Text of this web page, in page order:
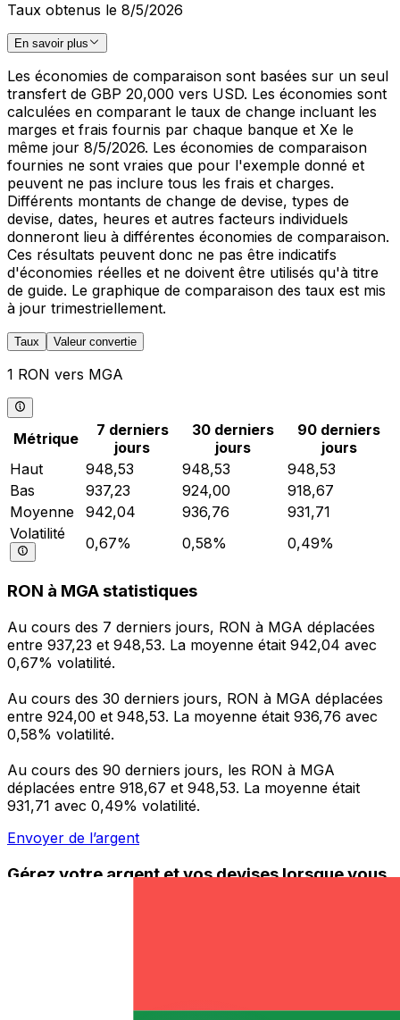
Taux obtenus le 8/5/2026
En savoir plus
Les économies de comparaison sont basées sur un seul
transfert de GBP 20,000 vers USD. Les économies sont
calculées en comparant le taux de change incluant les
marges et frais fournis par chaque banque et Xe le
même jour 8/5/2026. Les économies de comparaison
fournies ne sont vraies que pour l'exemple donné et
peuvent ne pas inclure tous les frais et charges.
Différents montants de change de devise, types de
devise, dates, heures et autres facteurs individuels
donneront lieu à différentes économies de comparaison.
Ces résultats peuvent donc ne pas être indicatifs
d'économies réelles et ne doivent être utilisés qu'à titre
de guide. Le graphique de comparaison des taux est mis
à jour trimestriellement.
Taux Valeur convertie
1 RON vers MGA
Métrique
7 derniers
jours
30 derniers
jours
90 derniers
jours
Haut
948,53 948,53
948,53
Bas
937,23 924,00
918,67
Moyenne
942,04 936,76
931,71
Volatilité
0,67% 0,58% 0,49%
RON à MGA statistiques
Au cours des 7 derniers jours, RON à MGA déplacées
entre 937,23 et 948,53. La moyenne était 942,04 avec
0,67% volatilité.
Au cours des 30 derniers jours, RON à MGA déplacées
entre 924,00 et 948,53. La moyenne était 936,76 avec
0,58% volatilité.
Au cours des 90 derniers jours, les RON à MGA
déplacées entre 918,67 et 948,53. La moyenne était
931,71 avec 0,49% volatilité.
Envoyer de l’argent
Gérez votre argent et vos devises lorsque vous